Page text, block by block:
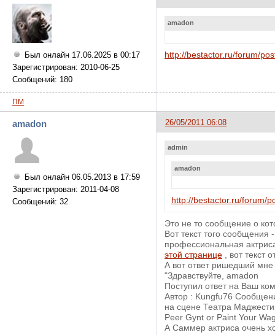
Был онлайн 17.06.2025 в 00:17
Зарегистрирован: 2010-06-25
Сообщений: 180
amadon
http://bestactor.ru/forum/
ПМ
amadon
Был онлайн 06.05.2013 в 17:59
Зарегистрирован: 2011-04-08
Сообщений: 32
26/05/2011 06:08
admin
amadon
http://bestactor.ru/forum/
Это не то сообщение о
Вот текст того
профессиональная
этой странице , вот текст
А вот ответ ришедший мне
"Здравствуйте, amadon
Поступил ответ на Ваш
Автор : Kungfu76
на сцене Театра
Peer Gynt or Paint Your
А Саммер актриса очень